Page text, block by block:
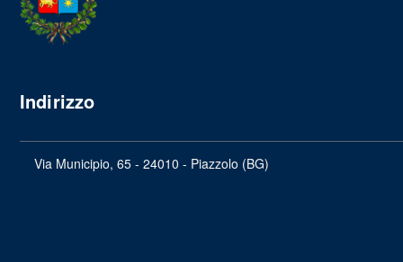
Indirizzo
Via Municipio, 65 - 24010 - Piazzolo (BG)